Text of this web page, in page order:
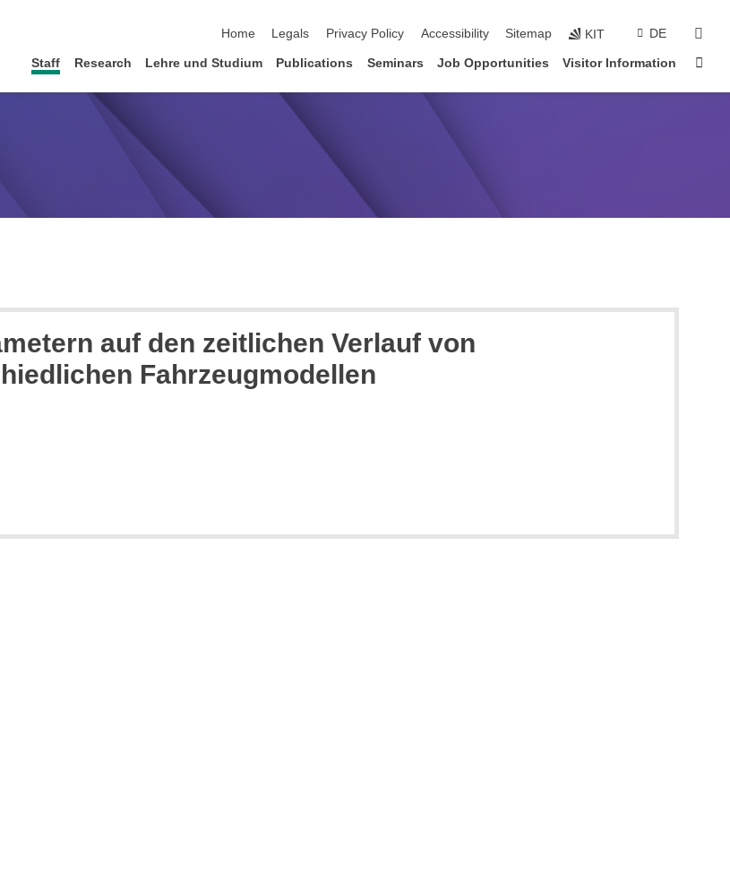
Home
Legals Privacy Policy Accessibility Sitemap KIT DE
Staff Research Lehre und Studium Publications Seminars Job Opportunities Visitor Information
auf den zeitlichen Verlauf von
Fahrzeugmodellen